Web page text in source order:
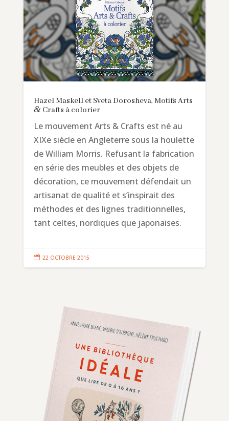
Hazel Maskell et Sveta Dorosheva, Motifs Arts
&Crafts à colorier
Le mouvement Arts & Crafts est né au
XIXe siècle en Angleterre sous la houlette
de William Morris. Refusant la fabrication
en série des meubles et des objets de
décoration, ce mouvement défendait un
artisanat de qualité et s’inspirait des
méthodes et des lignes traditionnelles,
tant celtes, nordiques que japonaises.
 22 OCTOBRE 2015